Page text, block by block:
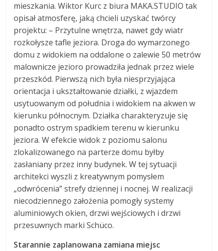
mieszkania. Wiktor Kurc z biura MAKA.STUDIO tak
opisał atmosferę, jaką chcieli uzyskać twórcy
projektu: – Przytulne wnętrza, nawet gdy wiatr
rozkołysze tafle jeziora. Droga do wymarzonego
domu z widokiem na oddalone o zalewie 50 metrów
malownicze jezioro prowadziła jednak przez wiele
przeszkód. Pierwszą nich była niesprzyjająca
orientacja i ukształtowanie działki, z wjazdem
usytuowanym od południa i widokiem na akwen w
kierunku północnym. Działka charakteryzuje się
ponadto ostrym spadkiem terenu w kierunku
jeziora. W efekcie widok z poziomu salonu
zlokalizowanego na parterze domu byłby
zasłaniany przez inny budynek. W tej sytuacji
architekci wyszli z kreatywnym pomysłem
„odwrócenia” strefy dziennej i nocnej. W realizacji
niecodziennego założenia pomogły systemy
aluminiowych okien, drzwi wejściowych i drzwi
przesuwnych marki Schüco.
Starannie zaplanowana zamiana miejsc